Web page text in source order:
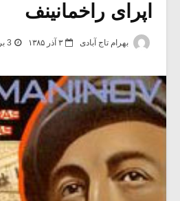
اپرای راخمانینف
بهرام تاج آبادی ۳ آذر ۱۳۸۵ 3 برچسب -